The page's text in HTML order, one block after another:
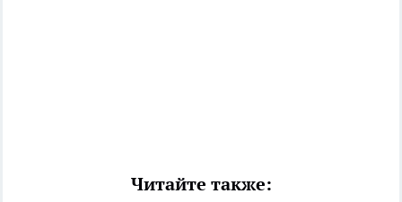
Читайте также: